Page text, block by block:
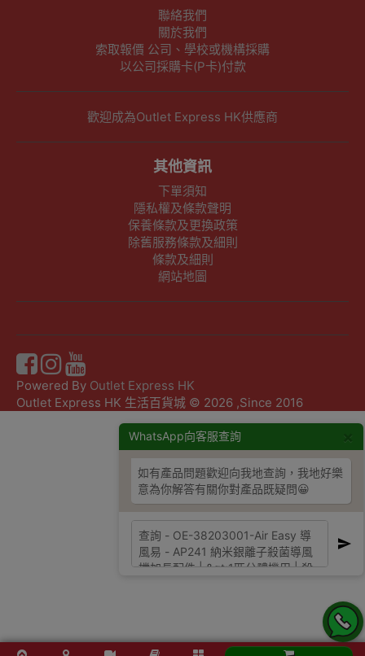
WhatsApp向客服查詢
如有產品問題歡迎向我地查詢，我地好樂
意為你解答有關你對產品既疑問😀
聯絡我們
關於我們
索取報價 公司、學校或機構採購
以公司採購卡(P卡)付款
歡迎成為Outlet Express HK供應商
其他資訊
下單須知
隱私權及條款聲明
保養條款及更換政策
除舊服務條款及細則
條款及細則
網站地圖
Powered By Outlet Express HK
Outlet Express HK 生活百貨城 © 2026 ,Since 2016